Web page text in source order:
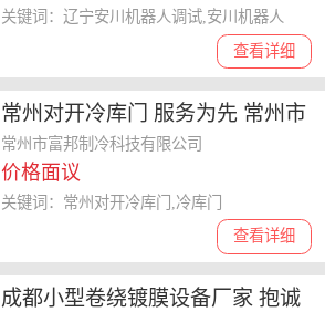
查看详细
关键词：辽宁安川机器人调试,安川机器人
常州对开冷库门 服务为先 常州市
富邦制冷科技供应
常州市富邦制冷科技有限公司
价格面议
查看详细
关键词：常州对开冷库门,冷库门
成都小型卷绕镀膜设备厂家 抱诚